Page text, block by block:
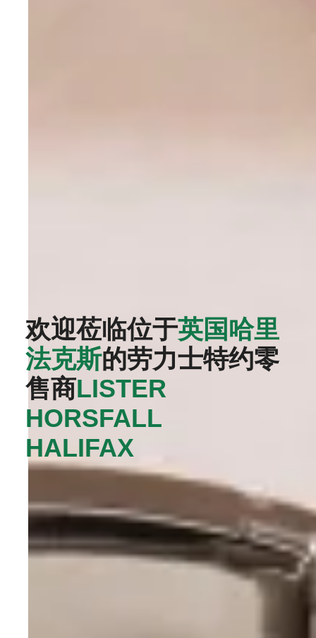
欢迎莅临位于英国哈里
法克斯的劳力士特约零
售商‭LISTER
HORSFALL
HALIFAX‬